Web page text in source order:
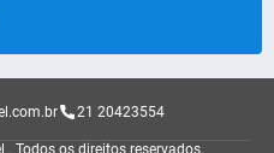
21 20423554
. Todos os direitos reservados.